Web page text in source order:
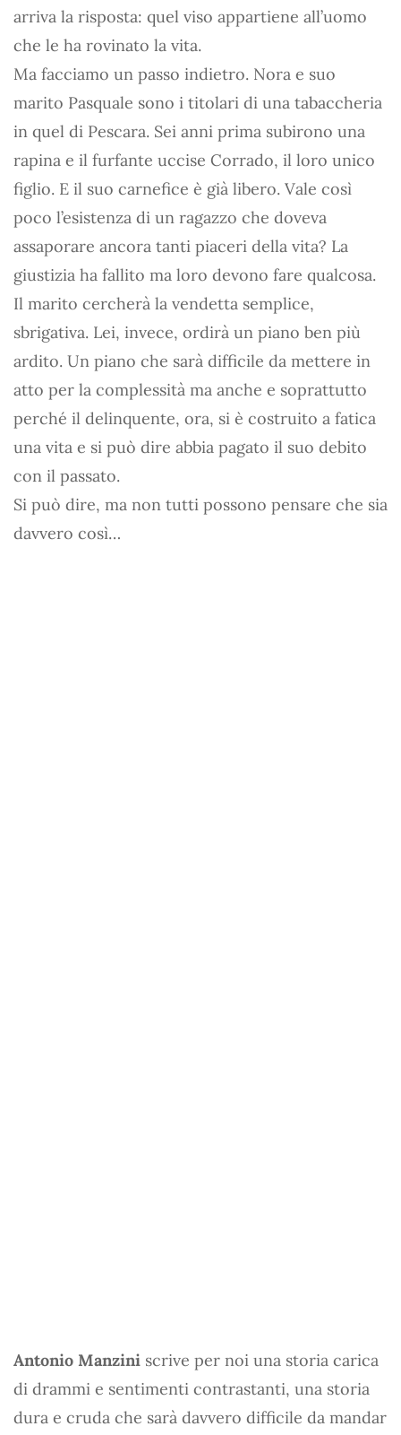
arriva la risposta: quel viso appartiene all’uomo
che le ha rovinato la vita.
Ma facciamo un passo indietro. Nora e suo
marito Pasquale sono i titolari di una tabaccheria
in quel di Pescara. Sei anni prima subirono una
rapina e il furfante uccise Corrado, il loro unico
figlio. E il suo carnefice è già libero. Vale così
poco l’esistenza di un ragazzo che doveva
assaporare ancora tanti piaceri della vita? La
giustizia ha fallito ma loro devono fare qualcosa.
Il marito cercherà la vendetta semplice,
sbrigativa. Lei, invece, ordirà un piano ben più
ardito. Un piano che sarà difficile da mettere in
atto per la complessità ma anche e soprattutto
perché il delinquente, ora, si è costruito a fatica
una vita e si può dire abbia pagato il suo debito
con il passato.
Si può dire, ma non tutti possono pensare che sia
davvero così…
Antonio Manzini scrive per noi una storia carica
di drammi e sentimenti contrastanti, una storia
dura e cruda che sarà davvero difficile da mandar